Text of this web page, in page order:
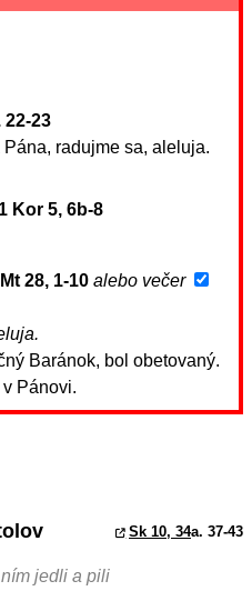
22-23
radujme sa, aleluja.
1 Kor 5, 6b-8
Mt 28, 1-10 alebo večer
Baránok, bol obetovaný.
Pánovi.
Sk 10, 34a. 37-43
jedli a pili